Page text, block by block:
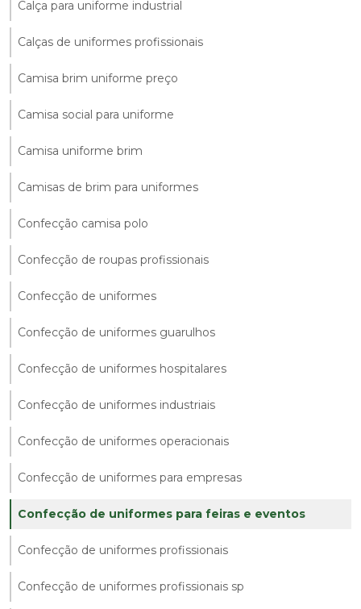
Calça para uniforme industrial
Calças de uniformes profissionais
Camisa brim uniforme preço
Camisa social para uniforme
Camisa uniforme brim
Camisas de brim para uniformes
Confecção camisa polo
Confecção de roupas profissionais
Confecção de uniformes
Confecção de uniformes guarulhos
Confecção de uniformes hospitalares
Confecção de uniformes industriais
Confecção de uniformes operacionais
Confecção de uniformes para empresas
Confecção de uniformes para feiras e eventos
Confecção de uniformes profissionais
Confecção de uniformes profissionais sp